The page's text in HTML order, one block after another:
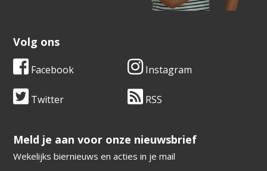
Volg ons
Facebook Instagram
Twitter RSS
​​​​​​​Meld je aan voor onze nieuwsbrief
Wekelijks biernieuws en acties in je mail